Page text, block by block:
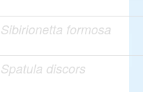
Sibirionetta formosa
Spatula discors